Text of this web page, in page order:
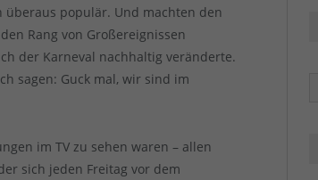
überaus populär. Und machten den
Rang von Großereignissen
der Karneval nachhaltig veränderte.
sagen: Guck mal, wir sind im
im TV zu sehen waren – allen
sich jeden Freitag vor dem